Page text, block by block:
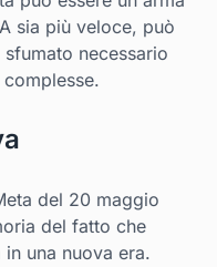
sia più veloce, può
necessario
del 20 maggio
del fatto che
una nuova era.